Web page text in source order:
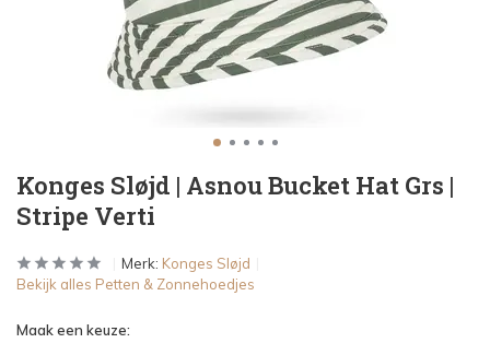
Konges Sløjd | Asnou Bucket Hat Grs |
Stripe Verti
Merk: Konges Sløjd
Bekijk alles Petten & Zonnehoedjes
Maak een keuze: